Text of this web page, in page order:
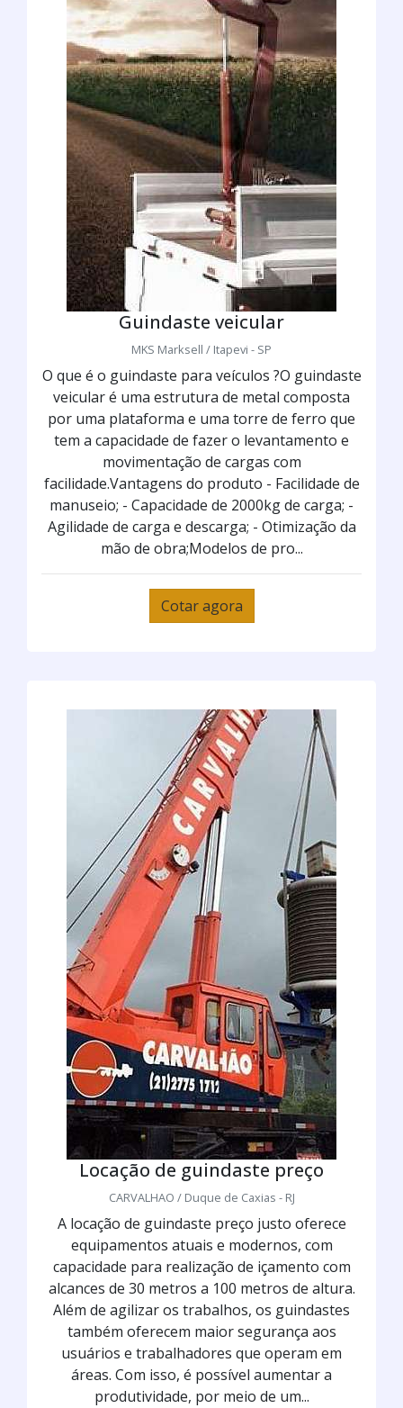
Guindaste veicular
MKS Marksell / Itapevi - SP
O que é o guindaste para veículos ?O guindaste
veicular é uma estrutura de metal composta
por uma plataforma e uma torre de ferro que
tem a capacidade de fazer o levantamento e
movimentação de cargas com
facilidade.Vantagens do produto - Facilidade de
manuseio; - Capacidade de 2000kg de carga; -
Agilidade de carga e descarga; - Otimização da
mão de obra;Modelos de pro...
Cotar agora
Locação de guindaste preço
CARVALHAO / Duque de Caxias - RJ
A locação de guindaste preço justo oferece
equipamentos atuais e modernos, com
capacidade para realização de içamento com
alcances de 30 metros a 100 metros de altura.
Além de agilizar os trabalhos, os guindastes
também oferecem maior segurança aos
usuários e trabalhadores que operam em
áreas. Com isso, é possível aumentar a
produtividade, por meio de um...